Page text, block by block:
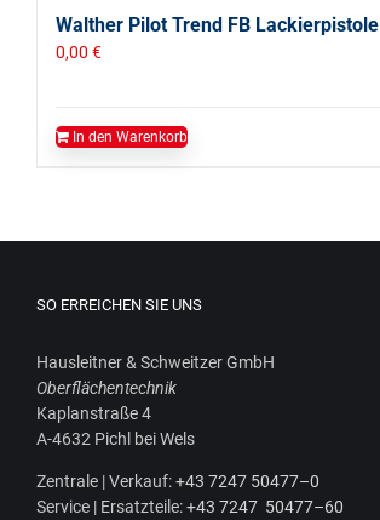
Walther Pilot Trend FB Lackierpistole
0,00 €
In den Warenkorb
SO ERREICHEN SIE UNS
Haus­leit­ner & Schweit­zer GmbH
Ober­flä­chen­tech­nik
Kaplan­stra­ße 4
A‑4632 Pichl bei Wels
Zen­tra­le | Ver­kauf:+43 7247 50477–0
Ser­vice | Ersatz­tei­le:+43 7247 50477–60